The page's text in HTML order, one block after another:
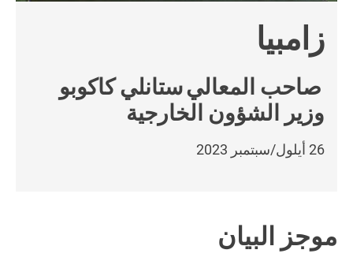
زامبيا
صاحب المعاليستانلي كاكوبو
وزير الشؤون الخارجية
26 أيلول/سبتمبر 2023
موجز البيان